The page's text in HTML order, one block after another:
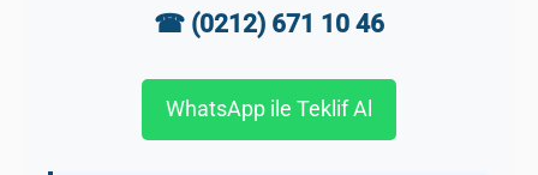
☎ (0212) 671 10 46
WhatsApp ile Teklif Al